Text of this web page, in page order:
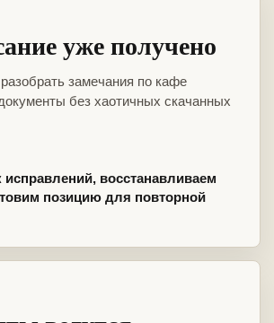
уже получено
замечания по кафе
без хаотичных скачанных
восстанавливаем
позицию для повторной